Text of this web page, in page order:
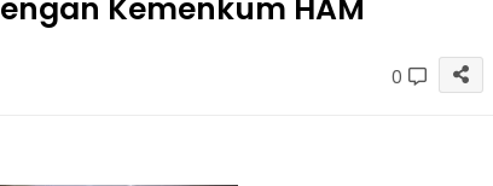
Kemenkum HAM
0